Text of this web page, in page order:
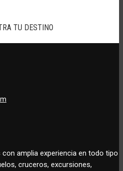
TU DESTINO
amplia experiencia en todo tipo
cruceros, excursiones,